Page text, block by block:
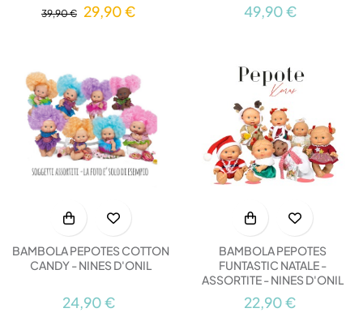
39,90 € 29,90 € 49,90 €
BAMBOLA PEPOTES COTTON
CANDY - NINES D'ONIL
24,90 €
BAMBOLA PEPOTES
FUNTASTIC NATALE -
ASSORTITE - NINES D'ONIL
22,90 €